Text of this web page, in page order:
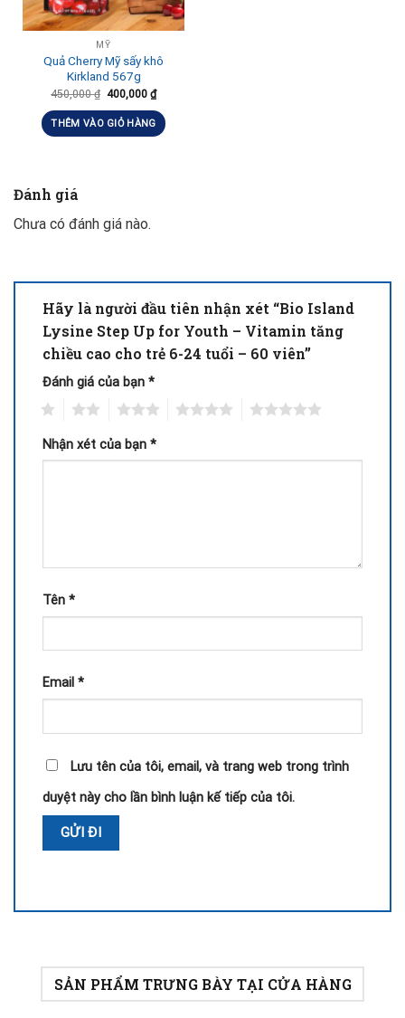
MỸ
Quả Cherry Mỹ sấy khô
Kirkland 567g
450,000₫ 400,000 ₫
THÊM VÀO GIỎ HÀNG
Đánh giá
Chưa có đánh giá nào.
Hãy là người đầu tiên nhận xét “Bio Island
Lysine Step Up for Youth – Vitamin tăng
chiều cao cho trẻ 6-24 tuổi – 60 viên”
Đánh giá của bạn *
Nhận xét của bạn *
Tên *
Email *
Lưu tên của tôi, email, và trang web trong trình
duyệt này cho lần bình luận kế tiếp của tôi.
SẢN PHẨM TRƯNG BÀY TẠI CỬA HÀNG